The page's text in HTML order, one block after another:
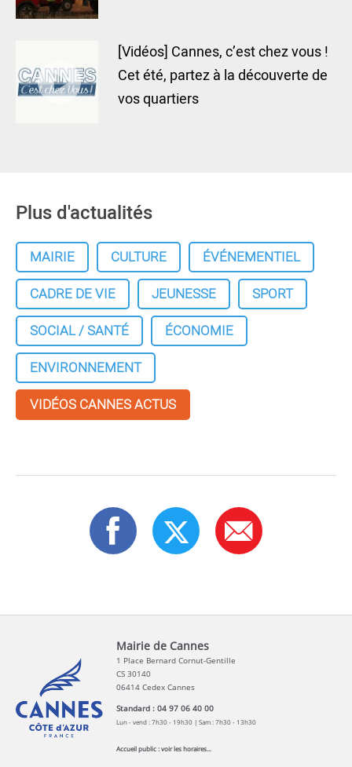
[Vidéos] Cannes, c’est chez vous !
Cet été, partez à la découverte de
vos quartiers
Plus d'actualités
MAIRIE CULTURE
ÉVÉNEMENTIEL
CADRE DE VIE
JEUNESSE
SPORT
SOCIAL / SANTÉ
ÉCONOMIE
ENVIRONNEMENT
VIDÉOS CANNES ACTUS
Mairie de Cannes
1 Place Bernard Cornut-Gentille
CS 30140
06414 Cedex Cannes
Standard : 04 97 06 40 00
Lun - vend : 7h30 - 19h30 | Sam : 7h30 - 13h30
Accueil public :voir les horaires...